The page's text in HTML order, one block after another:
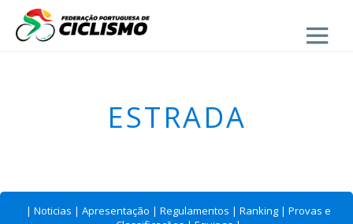
Close
ESTRADA
| Noticias | Apresentação | Regulamentos | Ranking | Provas e